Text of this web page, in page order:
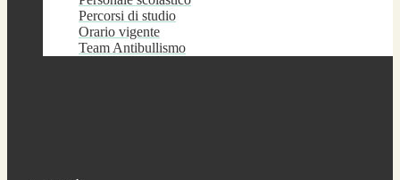
Percorsi di studio
Orario vigente
Team Antibullismo